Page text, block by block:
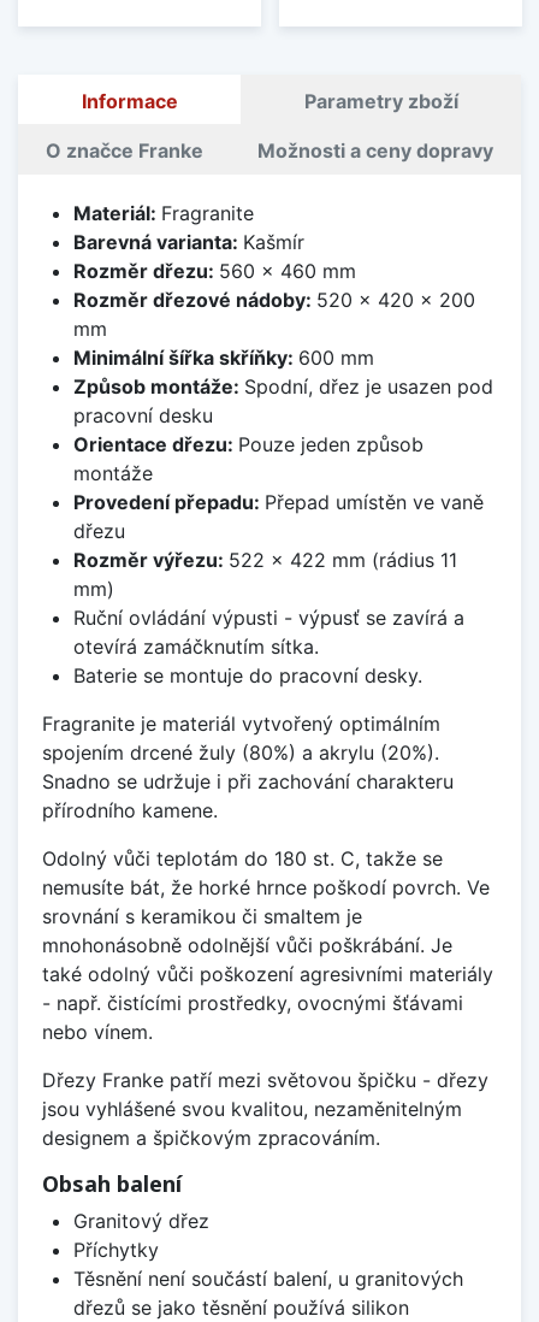
Informace Parametry zboží
O značce Franke Možnosti a ceny dopravy
Materiál: Fragranite
Barevná varianta: Kašmír
Rozměr dřezu: 560 x 460 mm
Rozměr dřezové nádoby: 520 x 420 x 200
mm
Minimální šířka skříňky: 600 mm
Způsob montáže: Spodní, dřez je usazen pod
pracovní desku
Orientace dřezu: Pouze jeden způsob
montáže
Provedení přepadu: Přepad umístěn ve vaně
dřezu
Rozměr výřezu: 522 x 422 mm (rádius 11
mm)
Ruční ovládání výpusti - výpusť se zavírá a
otevírá zamáčknutím sítka.
Baterie se montuje do pracovní desky.
Fragranite je materiál vytvořený optimálním
spojením drcené žuly (80%) a akrylu (20%).
Snadno se udržuje i při zachování charakteru
přírodního kamene.
Odolný vůči teplotám do 180 st. C, takže se
nemusíte bát, že horké hrnce poškodí povrch. Ve
srovnání s keramikou či smaltem je
mnohonásobně odolnější vůči poškrábání. Je
také odolný vůči poškození agresivními materiály
- např. čistícími prostředky, ovocnými šťávami
nebo vínem.
Dřezy Franke patří mezi světovou špičku - dřezy
jsou vyhlášené svou kvalitou, nezaměnitelným
designem a špičkovým zpracováním.
Obsah balení
Granitový dřez
Příchytky
Těsnění není součástí balení, u granitových
dřezů se jako těsnění používá silikon